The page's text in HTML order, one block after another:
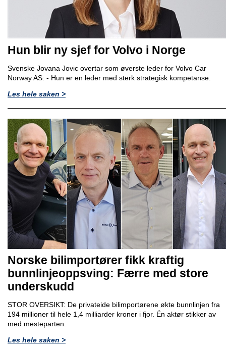
Hun blir ny sjef for Volvo i Norge
Svenske Jovana Jovic overtar som øverste leder for Volvo Car
Norway AS: - Hun er en leder med sterk strategisk kompetanse.
Les hele saken >
Norske bilimportører fikk kraftig
bunnlinjeoppsving: Færre med store
underskudd
STOR OVERSIKT: De privateide bilimportørene økte bunnlinjen fra
194 millioner til hele 1,4 milliarder kroner i fjor. Én aktør stikker av
med mesteparten.
Les hele saken >